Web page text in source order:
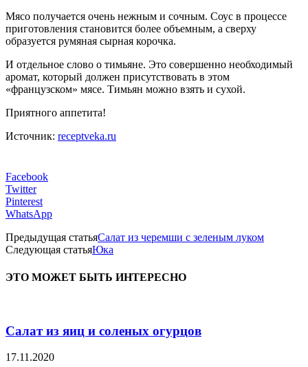
Мясо получается очень нежным и сочным. Соус в процессе
приготовления становится более объемным, а сверху
образуется румяная сырная корочка.
И отдельное слово о тимьяне. Это совершенно необходимый
аромат, который должен присутствовать в этом
«французском» мясе. Тимьян можно взять и сухой.
Приятного аппетита!
Источник: receptveka.ru
Facebook
Twitter
Pinterest
WhatsApp
Предыдущая статьяСалат из черемши с зеленым луком
Следующая статьяЮка
ЭТО МОЖЕТ БЫТЬ ИНТЕРЕСНО
Салат из яиц и соленых огурцов
17.11.2020